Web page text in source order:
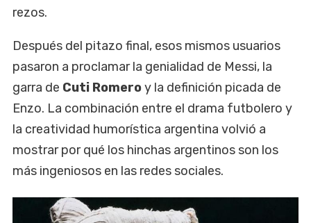
rezos.
Después del pitazo final, esos mismos usuarios
pasaron a proclamar la genialidad de Messi, la
garra de Cuti Romeroy la definición picada de
Enzo. La combinación entre el drama futbolero y
la creatividad humorística argentina volvió a
mostrar por qué los hinchas argentinos son los
más ingeniosos en las redes sociales.